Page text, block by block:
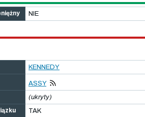
NIE
KENNEDY
ASSY
(ukryty)
TAK